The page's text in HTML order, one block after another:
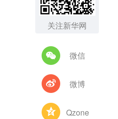
关注新华网
微信
微博
Qzone